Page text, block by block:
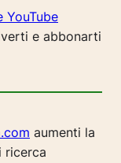
YouTube
e abbonarti
aumenti la
ricerca